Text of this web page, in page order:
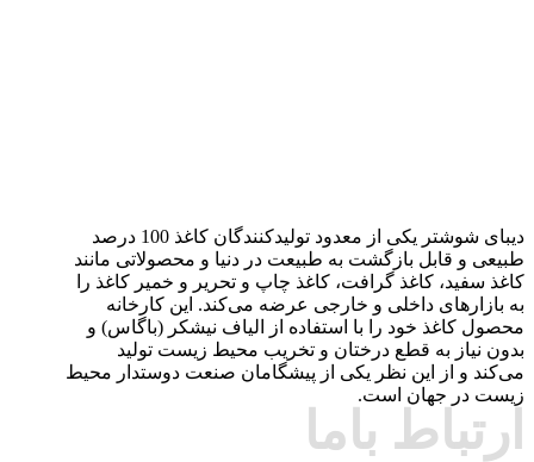
دیبای شوشتر یکی از معدود تولیدکنندگان کاغذ 100 درصد
طبیعی و قابل بازگشت به طبیعت در دنیا و محصولاتی مانند
کاغذ سفید، کاغذ گرافت، کاغذ چاپ و تحریر و خمیر کاغذ را
به بازارهای داخلی و خارجی عرضه می‌کند. این کارخانه
محصول کاغذ خود را با استفاده از الیاف نیشکر (باگاس) و
بدون نیاز به قطع درختان و تخریب محیط زیست تولید
می‌کند و از این نظر یکی از پیشگامان صنعت دوستدار محیط
زیست در جهان است.
ارتباط باما